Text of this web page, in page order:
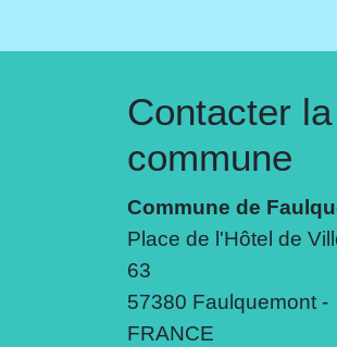
Contacter la
commune
Commune de
Place de l'Hôtel de
63
57380 Faulquemont -
FRANCE